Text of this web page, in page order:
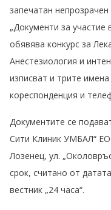
запечатан
„Документи за
обявява конкурс за
Анестезиология и
изписват и трите
кореспонденция и
Документите се
Сити Клиник УМБАЛ“
Лозенец, ул.
срок, считано от
вестник „24 часа“.